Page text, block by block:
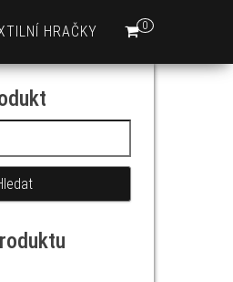
0
HRAČKY